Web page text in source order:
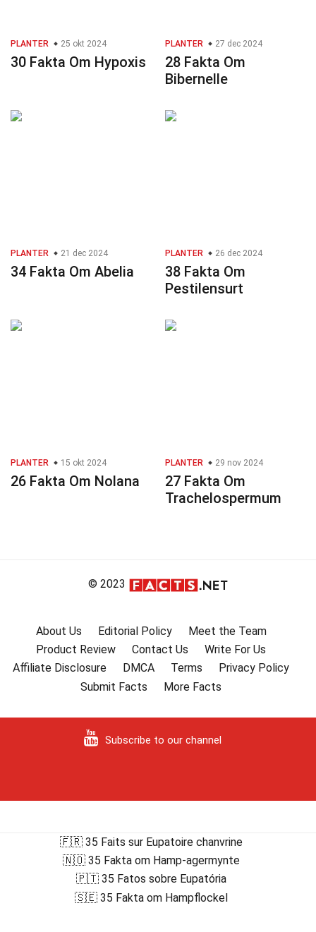
PLANTER 25 okt 2024
30 Fakta Om Hypoxis
PLANTER 27 dec 2024
28 Fakta Om
Bibernelle
PLANTER 21 dec 2024
34 Fakta Om Abelia
PLANTER 26 dec 2024
38 Fakta Om
Pestilensurt
PLANTER 15 okt 2024
26 Fakta Om Nolana
PLANTER 29 nov 2024
27 Fakta Om
Trachelospermum
© 2023
About Us Editorial Policy
Meet the Team
Product Review
Contact Us
Write For Us
Affiliate Disclosure
DMCA Terms
Privacy Policy
Submit Facts
More Facts
Subscribe to our channel
🇫🇷 35 Faits sur Eupatoire chanvrine
🇳🇴 35 Fakta om Hamp-agermynte
🇵🇹 35 Fatos sobre Eupatória
🇸🇪 35 Fakta om Hampflockel